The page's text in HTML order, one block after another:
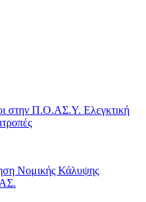
στην Π.Ο.ΑΣ.Υ. Ελεγκτική
Νομικής Κάλυψης